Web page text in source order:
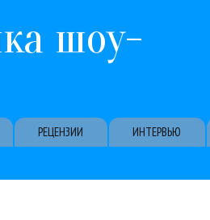
шоу-
РЕЦЕНЗИИ ИНТЕРВЬЮ